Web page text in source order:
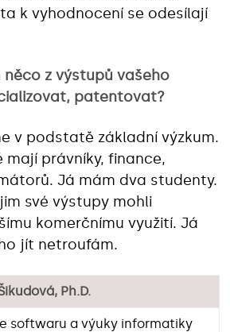
k vyhodnocení se odesílají
něco z výstupů vašeho
patentovat?
v podstatě základní výzkum.
mají právníky, finance,
Já mám dva studenty.
své výstupy mohli
komerčnímu využití. Já
jít netroufám.
Ph.D.
softwaru a výuky informatiky